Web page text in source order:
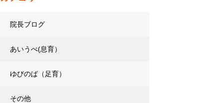
院長ブログ
あいうべ(息育）
ゆびのば（足育）
その他